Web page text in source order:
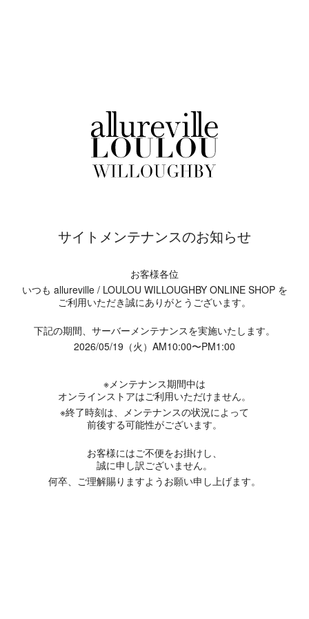
サイトメンテナンスのお知らせ
お客様各位
いつも allureville / LOULOU WILLOUGHBY ONLINE SHOP を
ご利用いただき誠にありがとうございます。
下記の期間、サーバーメンテナンスを実施いたします。
2026/05/19（火）AM10:00〜PM1:00
※メンテナンス期間中は
オンラインストアはご利用いただけません。
※終了時刻は、メンテナンスの状況によって
前後する可能性がございます。
お客様にはご不便をお掛けし、
誠に申し訳ございません。
何卒、ご理解賜りますようお願い申し上げます。